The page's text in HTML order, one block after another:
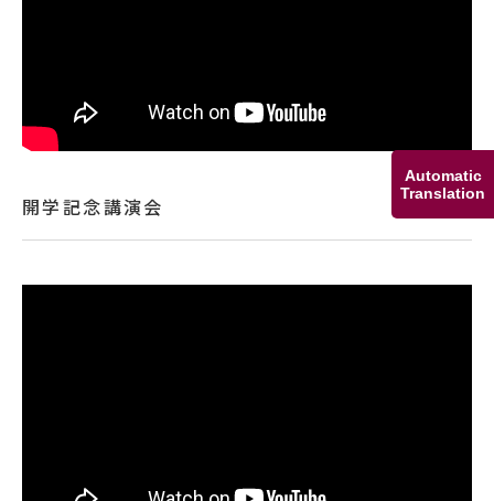
Automatic
Translation
開学記念講演会